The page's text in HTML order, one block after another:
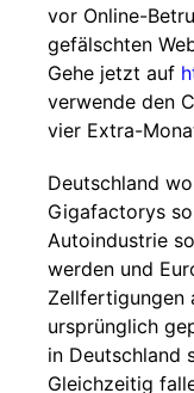
vor Online-
gefälschten
Gehe jetzt auf
verwende den
vier Extra-
Deutschland
Gigafactorys
Autoindustrie
werden und
Zellfertigungen
ursprünglich
in Deutschland
Gleichzeitig